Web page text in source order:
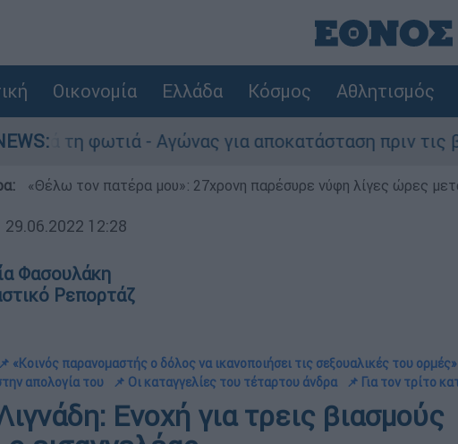
Οικονομία Ελλάδα Κόσμος Αθλητισμός
- Αγώνας για αποκατάσταση πριν τις βροχές
«Θέλω τον πατέρα μου»: 27χρονη παρέσυρε νύφη λίγες ώρες
29.06.2022 12:28
Φασουλάκη
Ρεπορτάζ
📌 «Κοινός παρανομαστής ο δόλος να ικανοποιήσει τις σεξουαλικές του ορμές»
απολογία του
📌 Οι καταγγελίες του τέταρτου άνδρα 📌 Για τον τρίτο
Ενοχή για τρεις βιασμούς